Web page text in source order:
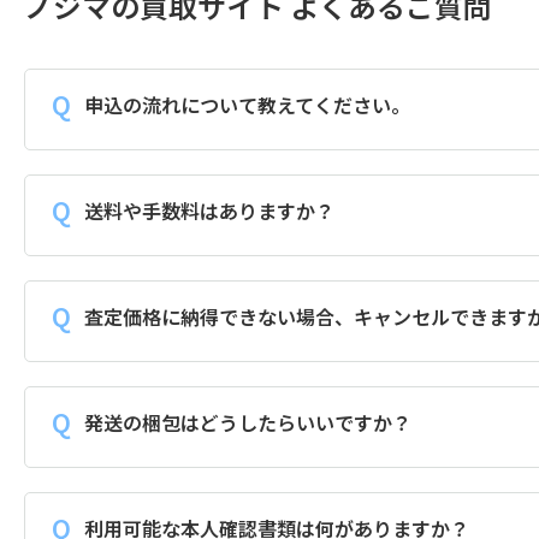
申込の流れについて教えてください。
送料や手数料はありますか？
査定価格に納得できない場合、キャンセルできます
発送の梱包はどうしたらいいですか？
利用可能な本人確認書類は何がありますか？